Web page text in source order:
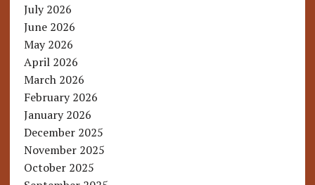
July 2026
June 2026
May 2026
April 2026
March 2026
February 2026
January 2026
December 2025
November 2025
October 2025